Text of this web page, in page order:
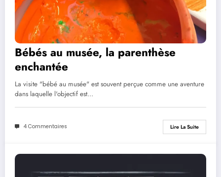
Bébés au musée, la parenthèse
enchantée
La visite "bébé au musée" est souvent perçue comme une aventure
dans laquelle l'objectif est…
4 Commentaires Lire La Suite